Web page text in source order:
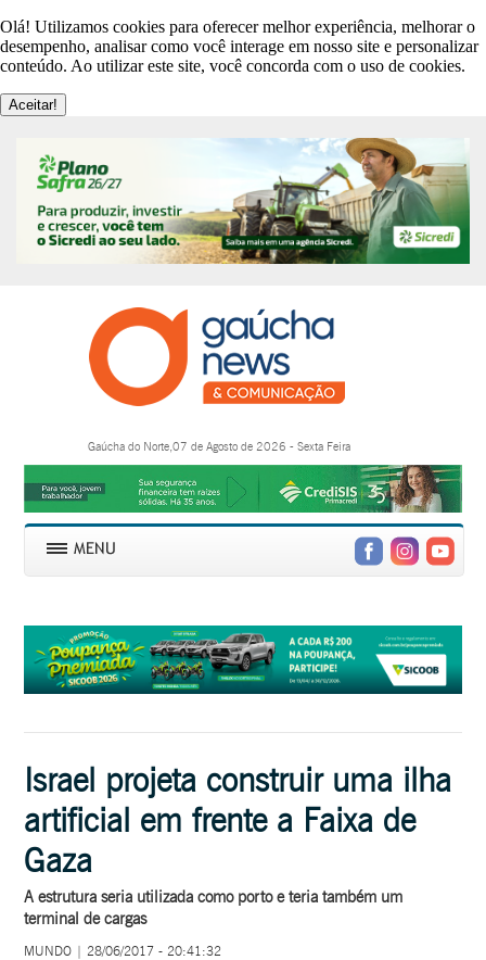
Olá! Utilizamos cookies para oferecer melhor experiência, melhorar o
desempenho, analisar como você interage em nosso site e personalizar
conteúdo. Ao utilizar este site, você concorda com o uso de cookies.
Aceitar!
Gaúcha do Norte,07 de Agosto de 2026 - Sexta Feira
Israel projeta construir uma ilha
artificial em frente a Faixa de
Gaza
A estrutura seria utilizada como porto e teria também um
terminal de cargas
MUNDO | 28/06/2017 - 20:41:32